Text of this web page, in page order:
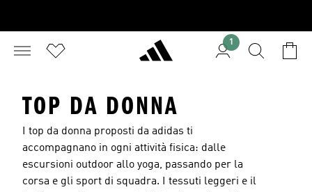
1
TOP DA DONNA
I top da donna proposti da adidas ti
accompagnano in ogni attività fisica: dalle
escursioni outdoor allo yoga, passando per la
corsa e gli sport di squadra. I tessuti leggeri e il